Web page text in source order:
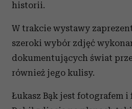
historii.
W trakcie wystawy
szeroki wybór zdjęć
dokumentujących świat
również jego kulisy.
Łukasz Bąk jest fotografem